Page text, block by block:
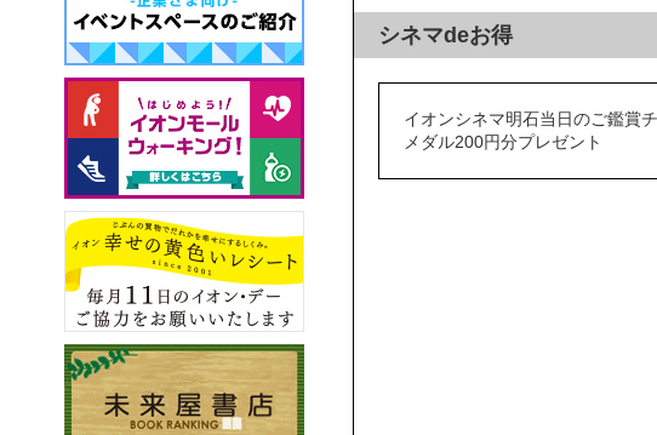
シネマdeお得
イオンシネマ明石当日のご鑑賞
メダル200円分プレゼント